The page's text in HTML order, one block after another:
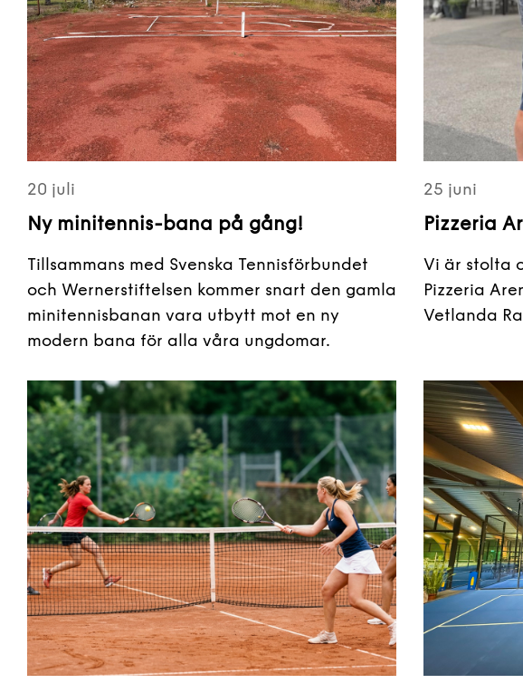
20 juli
Ny minitennis-bana på gång!
Tillsammans med Svenska Tennisförbundet
och Wernerstiftelsen kommer snart den gamla
minitennisbanan vara utbytt mot en ny
modern bana för alla våra ungdomar.
25 juni
Pizzeria
Vi är stolta
Pizzeria
Vetlanda